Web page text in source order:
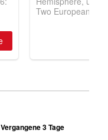
Vergangene 3 Tage